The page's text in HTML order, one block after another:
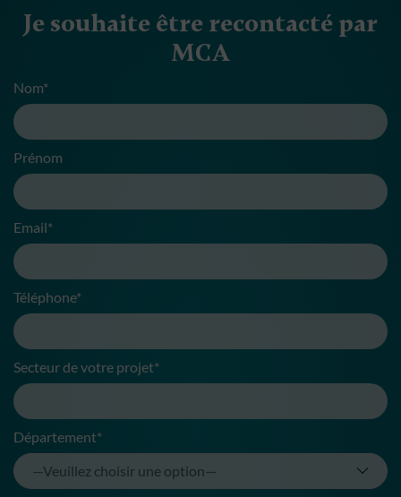
Je souhaite être recontacté par
MCA
Nom*
Prénom
Email*
Téléphone*
Secteur de votre projet*
Département*